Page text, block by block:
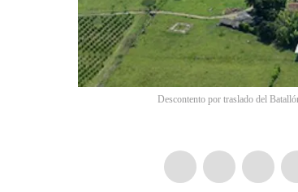
Descontento por traslado del